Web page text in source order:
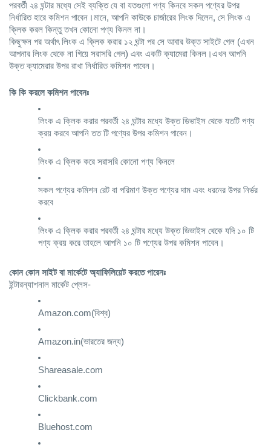
পরবর্তী ২৪ ঘন্টার মধ্যে সেই ব্যক্তি যে বা যতগুলো পণ্য কিনবে সকল পণ্যের উপর
নির্ধারিত হারে কমিশন পাবেন।মানে, আপনি কাউকে চার্জারের লিংক দিলেন, সে লিংক এ
ক্লিক করল কিন্তু তখন কোনো পণ্য কিনল না।
কিছুক্ষন পর অর্থাৎ লিংক এ ক্লিক করার ১২ ঘন্টা পর সে আবার উক্ত সাইটে গেল (এখন
আপনার লিংক থেকে না গিয়ে সরাসরি গেল) এবং একটি ক্যামেরা কিনল।এখন আপনি
উক্ত ক্যামেরার উপর রাখা নির্ধারিত কমিশন পাবেন।
কি কি করলে কমিশন পাবেনঃ
লিংক এ ক্লিক করার পরবর্তী ২৪ ঘন্টার মধ্যে উক্ত ডিভাইস থেকে যতটি পণ্য
ক্রয় করবে আপনি তত টি পণ্যের উপর কমিশন পাবেন।
লিংক এ ক্লিক করে সরাসরি কোনো পণ্য কিনলে
সকল পণ্যের কমিশন রেট বা পরিমাণ উক্ত পণ্যের দাম এবং ধরনের উপর নির্ভর
করবে
লিংক এ ক্লিক করার পরবর্তী ২৪ ঘন্টার মধ্যে উক্ত ডিভাইস থেকে যদি ১০ টি
পণ্য ক্রয় করে তাহলে আপনি ১০ টি পণ্যের উপর কমিশন পাবেন।
কোন কোন সাইট বা মার্কেটে অ্যাফিলিয়েট করতে পারেনঃ
ইন্টারন্যাশনাল মার্কেট প্লেস-
Amazon.com(বিশ্ব)
Amazon.in(ভারতের জন্য)
Shareasale.com
Clickbank.com
Bluehost.com